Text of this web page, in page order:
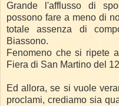
Grande l'afflusso di
possono fare a meno di
totale assenza di
Biassono.
Fenomeno che si ripete
Fiera di San Martino del
Ed allora, se si vuole
proclami, crediamo sia